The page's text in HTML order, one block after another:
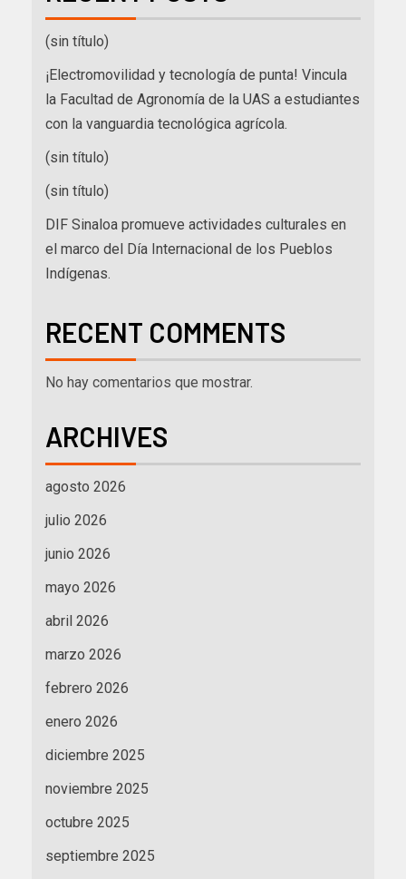
(sin título)
¡Electromovilidad y tecnología de punta! Vincula
la Facultad de Agronomía de la UAS a estudiantes
con la vanguardia tecnológica agrícola.
(sin título)
(sin título)
DIF Sinaloa promueve actividades culturales en
el marco del Día Internacional de los Pueblos
Indígenas.
RECENT COMMENTS
No hay comentarios que mostrar.
ARCHIVES
agosto 2026
julio 2026
junio 2026
mayo 2026
abril 2026
marzo 2026
febrero 2026
enero 2026
diciembre 2025
noviembre 2025
octubre 2025
septiembre 2025